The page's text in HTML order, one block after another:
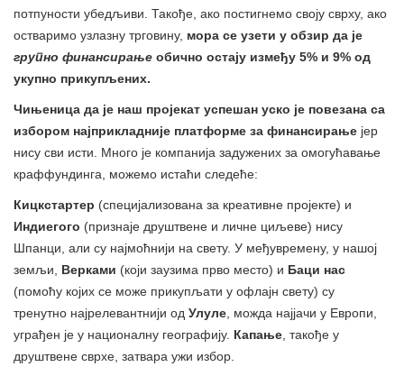
потпуности убедљиви. Такође, ако постигнемо своју сврху, ако
остваримо узлазну трговину, мора се узети у обзир да је
групно финансирање обично остају између 5% и 9% од
укупно прикупљених.
Чињеница да је наш пројекат успешан уско је повезана са
избором најприкладније платформе за финансирање јер
нису сви исти. Много је компанија задужених за омогућавање
краффундинга, можемо истаћи следеће:
Кицкстартер (специјализована за креативне пројекте) и
Индиегого (признаје друштвене и личне циљеве) нису
Шпанци, али су најмоћнији на свету. У међувремену, у нашој
земљи, Верками (који заузима прво место) и Баци нас
(помоћу којих се може прикупљати у офлајн свету) су
тренутно најрелевантнији од Улуле , можда најјачи у Европи,
уграђен је у националну географију. Капање , такође у
друштвене сврхе, затвара ужи избор.